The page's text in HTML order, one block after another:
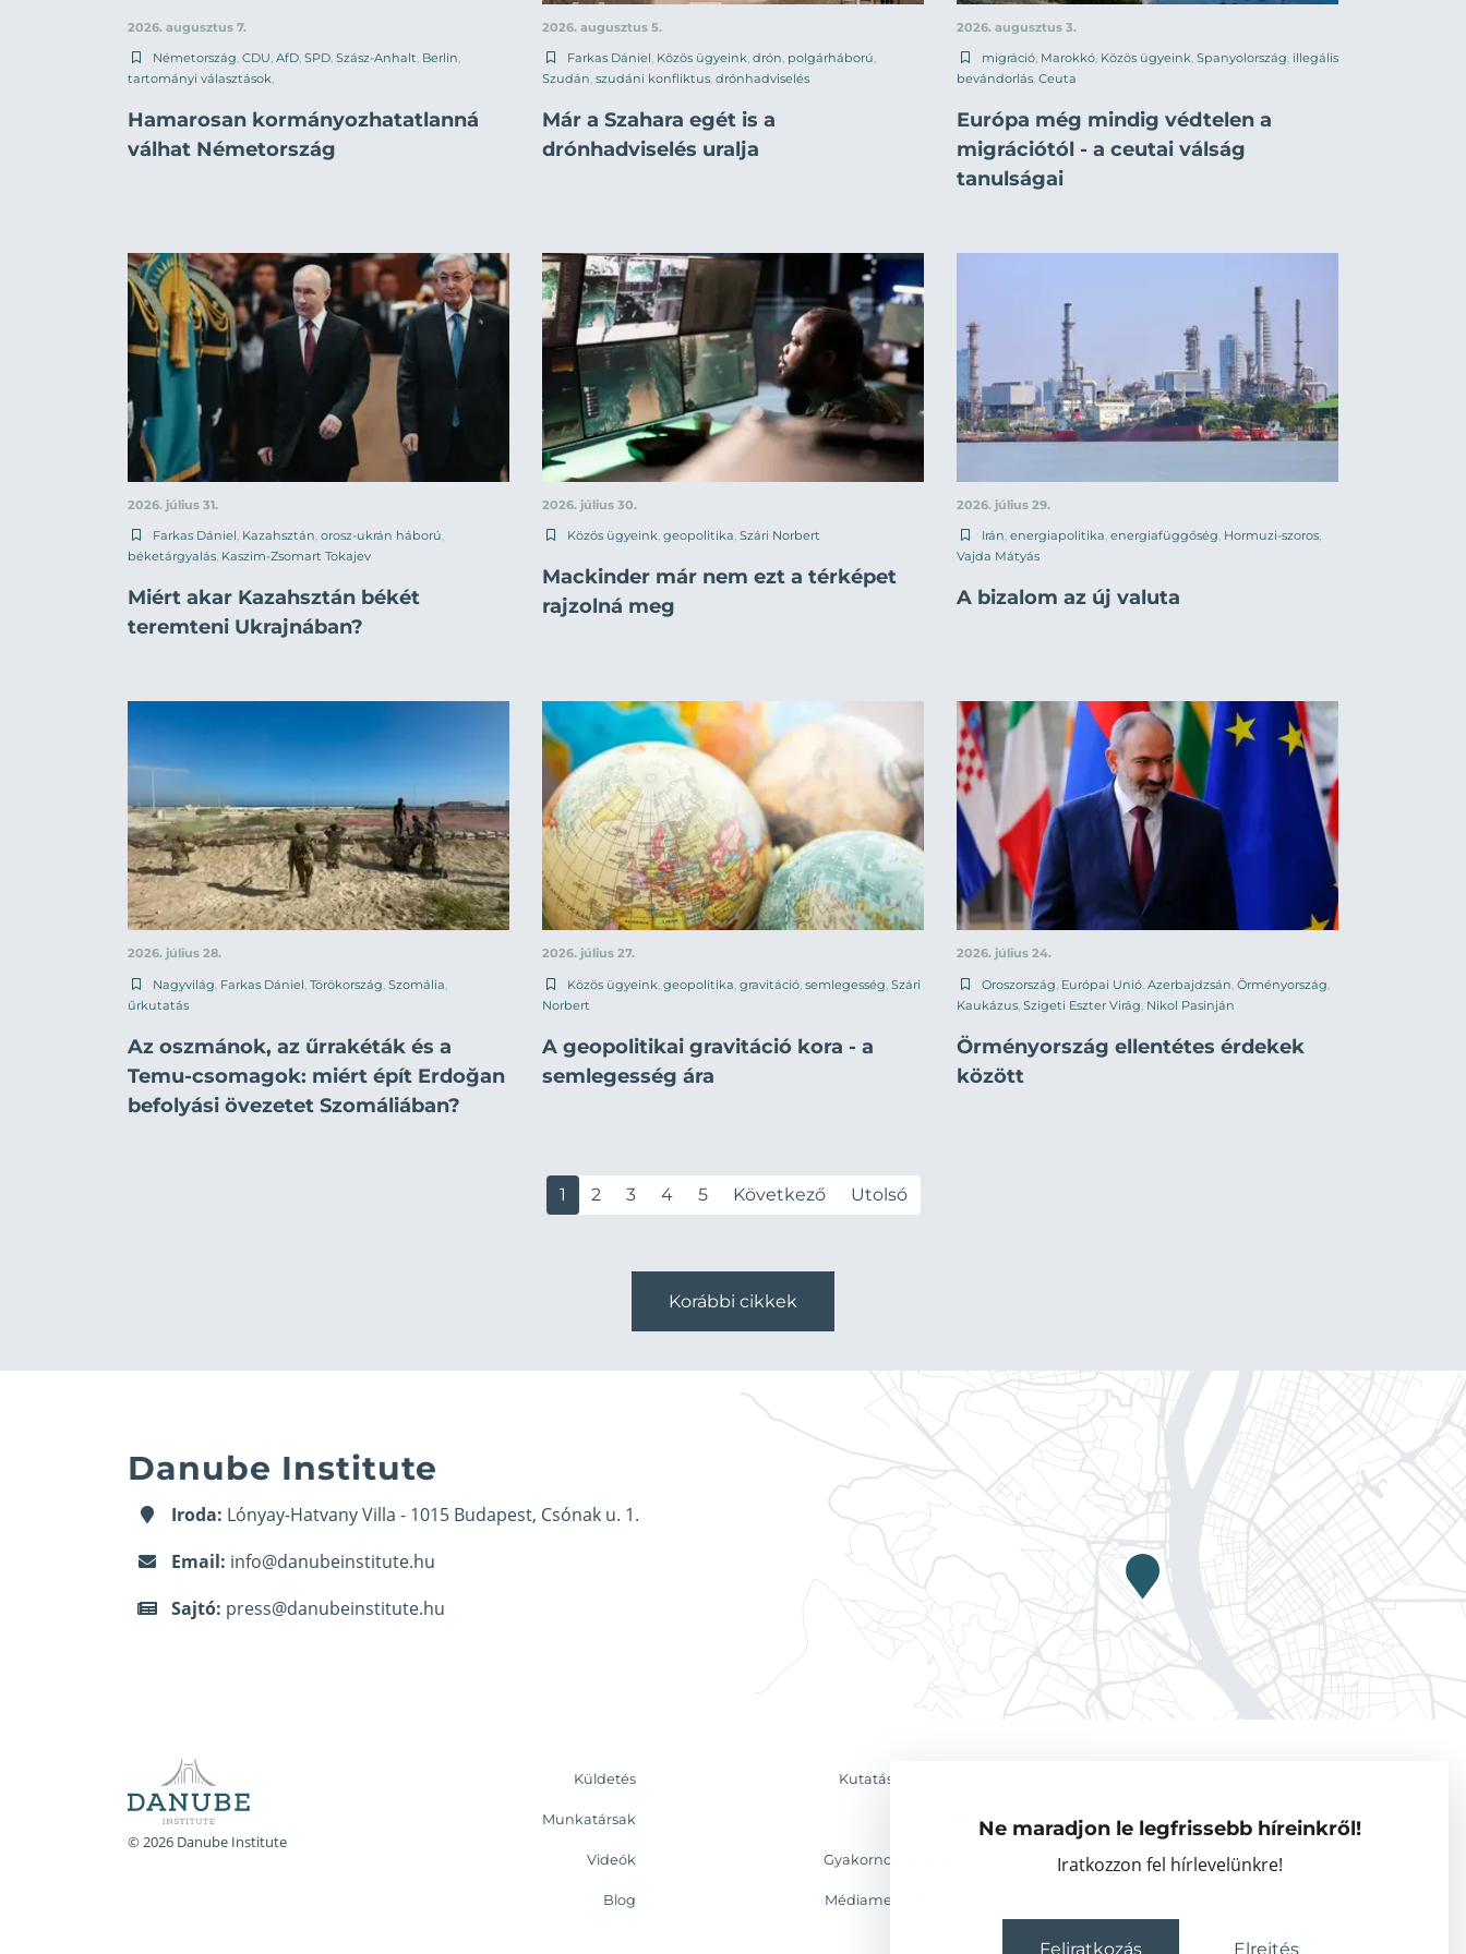
Ne maradjon le legfrissebb híreinkről!
Iratkozzon fel hírlevelünkre!
Feliratkozás Elrejtés
2026. augusztus 7.
Németország CDU AfD SPD Szász-Anhalt Berlin
tartományi választások
Hamarosan kormányozhatatlanná
válhat Németország
2026. augusztus 5.
Farkas Dániel Közös ügyeink drón polgárháború
Szudán szudáni konfliktus drónhadviselés
Már a Szahara egét is a
drónhadviselés uralja
2026. augusztus 3.
migráció Marokkó Közös ügyeink Spanyolország illegális
bevándorlás Ceuta
Európa még mindig védtelen a
migrációtól - a ceutai válság
tanulságai
2026. július 31.
Farkas Dániel, Kazahsztán, orosz-ukrán háború,
béketárgyalás, Kaszim-Zsomart Tokajev
Miért akar Kazahsztán békét
teremteni Ukrajnában?
2026. július 30.
Közös ügyeink, geopolitika, Szári Norbert
Mackinder már nem ezt a térképet
rajzolná meg
2026. július 29.
Irán, energiapolitika, energiafüggőség, Hormuzi-szoros,
Vajda Mátyás
A bizalom az új valuta
2026. július 28.
Nagyvilág Farkas Dániel Törökország Szomália
űrkutatás
Az oszmánok, az űrrakéták és a
Temu-csomagok: miért épít Erdoğan
befolyási övezetet Szomáliában?
2026. július 27.
Közös ügyeink geopolitika gravitáció semlegesség Szári
Norbert
A geopolitikai gravitáció kora - a
semlegesség ára
2026. július 24.
Oroszország Európai Unió Azerbajdzsán Örményország
Kaukázus Szigeti Eszter Virág Nikol Pasinján
Örményország ellentétes érdekek
között
1 2 3 4 5 Következő Utolsó
Korábbi cikkek
Danube Institute
Iroda: Lónyay-Hatvany Villa - 1015 Budapest, Csónak u. 1.
Email: info@danubeinstitute.hu
Sajtó: press@danubeinstitute.hu
© 2026 Danube Institute
Küldetés Kutatás & Elemzés
Munkatársak Vendégkutatók
Videók Gyakornoki program Partnerszervezetek
Blog Médiamegjelenések